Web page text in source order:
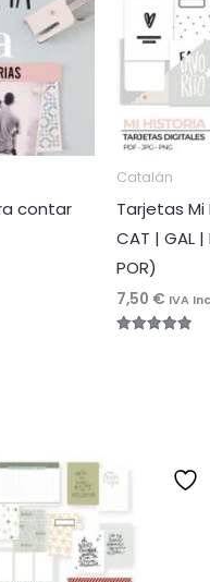
contar
Catalán
Tarjetas Mi
CAT | GAL |
POR)
7,50 € IVA